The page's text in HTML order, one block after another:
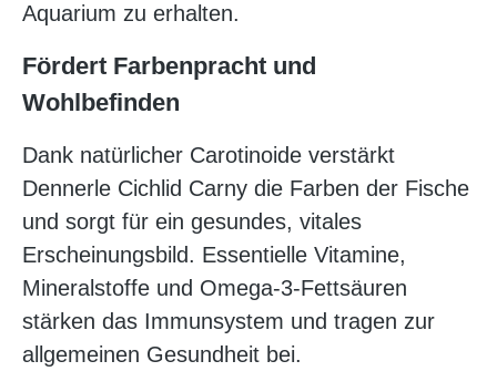
Aquarium zu erhalten.
Fördert Farbenpracht und
Wohlbefinden
Dank natürlicher Carotinoide verstärkt
Dennerle Cichlid Carny die Farben der Fische
und sorgt für ein gesundes, vitales
Erscheinungsbild. Essentielle Vitamine,
Mineralstoffe und Omega-3-Fettsäuren
stärken das Immunsystem und tragen zur
allgemeinen Gesundheit bei.